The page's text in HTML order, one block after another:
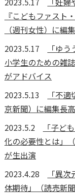
『こどもファスト
（週刊女性）に編
2023.5.17
「ゆ
小学生のための雑
がアドバイス
2023.5.13
「不
京新聞）に編集長
2023.5.2
「子ど
化の必要性とは」
が生出演
2023.4.28
「異
体期待」（読売新